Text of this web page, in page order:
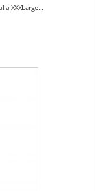
XXXLarge...